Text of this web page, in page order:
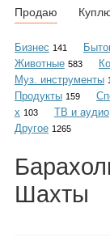
Продаю
Бизнес 141
Животные 583
Муз. инструменты
Продукты 159
х 103 ТВ и аудио
Другое 1265
Шахты